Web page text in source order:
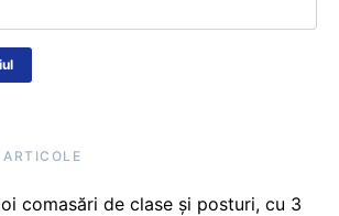
comasări de clase și posturi, cu 3